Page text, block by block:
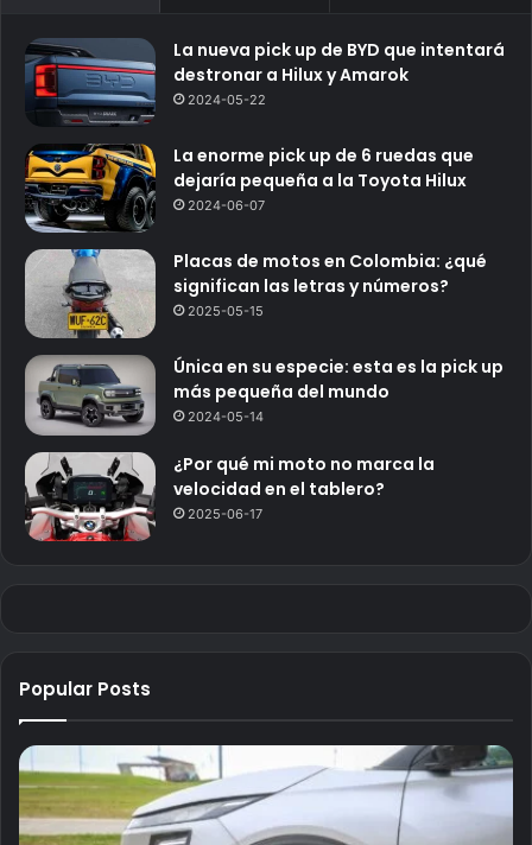
La nueva pick up de BYD que intentará
destronar a Hilux y Amarok
2024-05-22
La enorme pick up de 6 ruedas que
dejaría pequeña a la Toyota Hilux
2024-06-07
Placas de motos en Colombia: ¿qué
significan las letras y números?
2025-05-15
Única en su especie: esta es la pick up
más pequeña del mundo
2024-05-14
¿Por qué mi moto no marca la
velocidad en el tablero?
2025-06-17
Popular Posts